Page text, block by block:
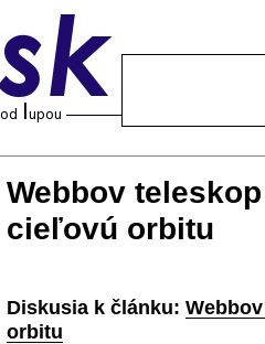
Webbov
cieľovú orbitu
Diskusia k článku:
orbitu